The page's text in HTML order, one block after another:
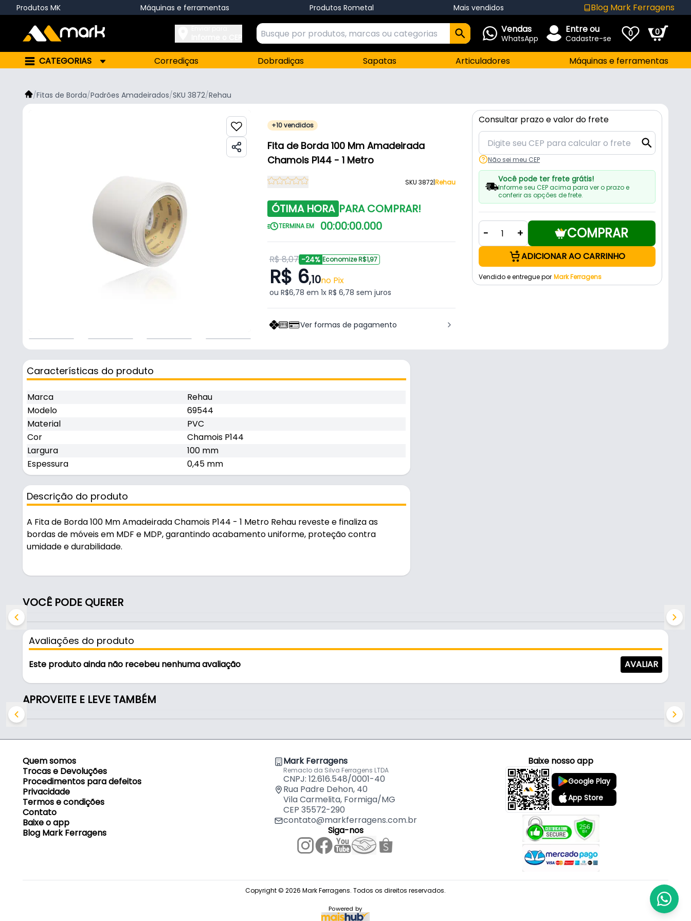
Produtos MK Máquinas e ferramentas Produtos Rometal Mais vendidos Blog Mark Ferragens
Vendas
WhatsApp
Entre ou
Cadastre-se 0 0
CATEGORIAS Corrediças Dobradiças Sapatas Articuladores Máquinas e ferramentas
/Fitas de Borda/Padrões Amadeirados/SKU 3872/Rehau
+10 vendidos
Fita de Borda 100 Mm Amadeirada
Chamois P144 - 1 Metro
SKU 3872|Rehau
ÓTIMA HORA PARA COMPRAR!
TERMINA EM 00:00:00.000
R$ 8,07 -24% Economize R$1,97
R$ 6,10no Pix
ou R$6,78 em 1x R$ 6,78 sem juros
Ver formas de pagamento
Consultar prazo e valor do frete
Não sei meu CEP
Você pode ter frete grátis!
Informe seu CEP acima para ver o prazo e
conferir as opções de frete.
- + COMPRAR
ADICIONAR AO CARRINHO
Vendido e entregue por Mark Ferragens
Características do produto
Marca
Rehau
Modelo
69544
Material
PVC
Cor
Chamois P144
Largura
100 mm
Espessura
0,45 mm
Descrição do produto
A Fita de Borda 100 Mm Amadeirada Chamois P144 - 1 Metro Rehau reveste e finaliza as
bordas de móveis em MDF e MDP, garantindo acabamento uniforme, proteção contra
umidade e durabilidade.
Características:
- Marca: Rehau
- Material: PVC
- Cor: Chamois P144
- Largura: 100 mm
- Espessura: 0,45 mm
VOCÊ PODE QUERER
Avaliações do produto
Este produto ainda não recebeu nenhuma avaliação AVALIAR
APROVEITE E LEVE TAMBÉM
Quem somos
Trocas e Devoluções
Procedimentos para defeitos
Privacidade
Termos e condições
Contato
Baixe o app
Blog Mark Ferragens
Mark Ferragens
Remaclo da Silva Ferragens LTDA
CNPJ: 12.616.548/0001-40
Rua Padre Dehon, 40
Vila Carmelita, Formiga/MG
CEP 35572-290
contato@markferragens.com.br
Siga-nos
Baixe nosso app
Google Play
App Store
Copyright © 2026 Mark Ferragens. Todos os direitos reservados.
Powered by